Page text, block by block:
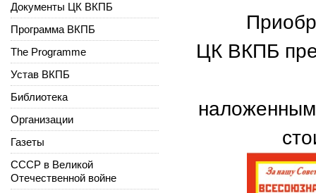
ЦК ВКПБ
Документы ЦК ВКПБ
Программа ВКПБ
The Programme
Устав ВКПБ
Библиотека
Организации
Газеты
СССР в Великой
Отечественной войне